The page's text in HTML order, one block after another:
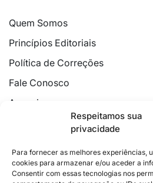
Respeitamos sua
privacidade
Para fornecer as melhores experiências,
cookies para armazenar e/ou aceder a
Consentir com essas tecnologias nos
Quem Somos
Princípios Editoriais
Política de Correções
Fale Conosco
Anuncie
Política de Cookies